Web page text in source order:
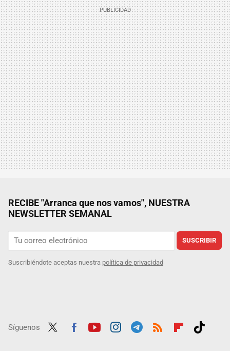
RECIBE "Arranca que nos vamos", NUESTRA
NEWSLETTER SEMANAL
SUSCRIBIR
Suscribiéndote aceptas nuestra política de privacidad
Síguenos